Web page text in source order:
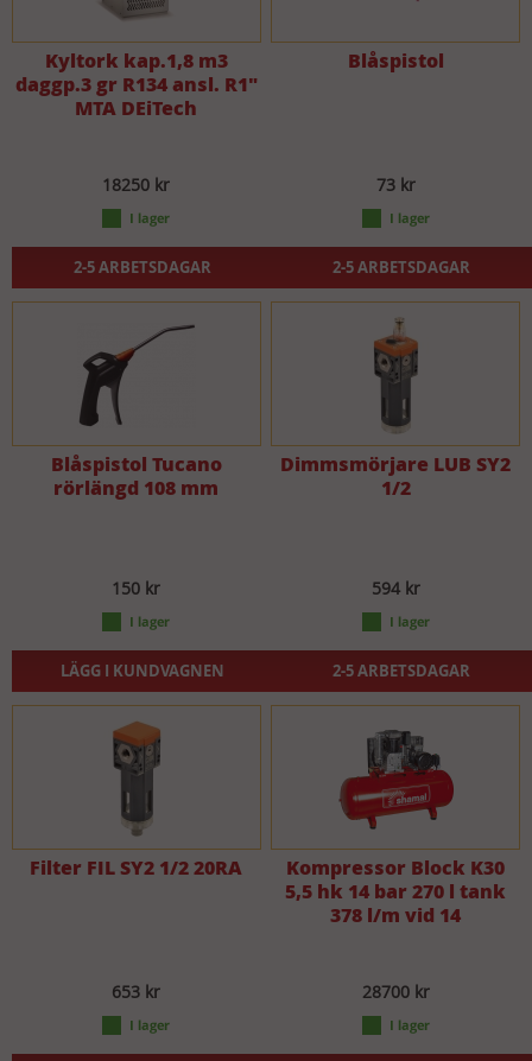
Kyltork kap.1,8 m3
daggp.3 gr R134 ansl. R1"
MTA DEiTech
18250 kr
2-5 ARBETSDAGAR
Blåspistol
73 kr
2-5 ARBETSDAGAR
Blåspistol Tucano
rörlängd 108 mm
150 kr
LÄGG I KUNDVAGNEN
Dimmsmörjare LUB SY2
1/2
594 kr
2-5 ARBETSDAGAR
Filter FIL SY2 1/2 20RA
653 kr
Kompressor Block K30
5,5 hk 14 bar 270 l tank
378 l/m vid 14
28700 kr